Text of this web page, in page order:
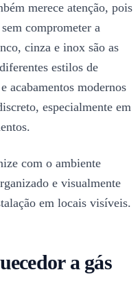
merece atenção, pois
comprometer a
cinza e inox são as
estilos de
acabamentos modernos
especialmente em
com o ambiente
e visualmente
em locais visíveis.
a gás